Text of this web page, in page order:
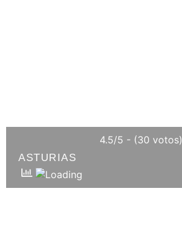
4.5/5 - (30 votos)
ASTURIAS